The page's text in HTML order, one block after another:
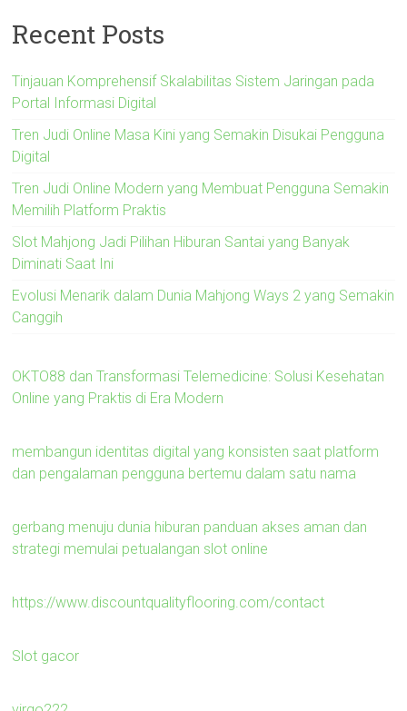
Recent Posts
Tinjauan Komprehensif Skalabilitas Sistem Jaringan pada
Portal Informasi Digital
Tren Judi Online Masa Kini yang Semakin Disukai Pengguna
Digital
Tren Judi Online Modern yang Membuat Pengguna Semakin
Memilih Platform Praktis
Slot Mahjong Jadi Pilihan Hiburan Santai yang Banyak
Diminati Saat Ini
Evolusi Menarik dalam Dunia Mahjong Ways 2 yang Semakin
Canggih
OKTO88 dan Transformasi Telemedicine: Solusi Kesehatan
Online yang Praktis di Era Modern
membangun identitas digital yang konsisten saat platform
dan pengalaman pengguna bertemu dalam satu nama
gerbang menuju dunia hiburan panduan akses aman dan
strategi memulai petualangan slot online
https://www.discountqualityflooring.com/contact
Slot gacor